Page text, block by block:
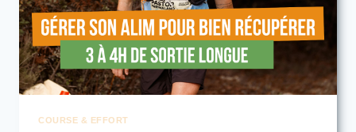
COURSE & EFFORT